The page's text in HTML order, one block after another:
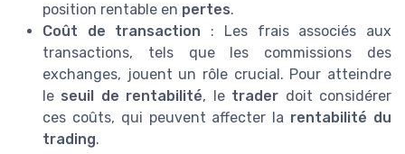
position rentable en pertes.
Coût de transaction : Les frais associés aux
transactions, tels que les commissions des
exchanges, jouent un rôle crucial. Pour atteindre
le seuil de rentabilité, le trader doit considérer
ces coûts, qui peuvent affecter la rentabilité du
trading.